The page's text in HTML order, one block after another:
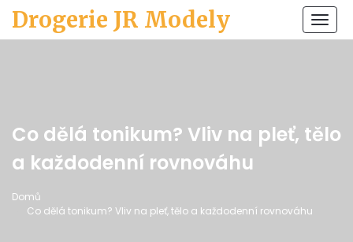
Drogerie JR Modely
Co dělá tonikum? Vliv na pleť, tělo
a každodenní rovnováhu
Domů
Co dělá tonikum? Vliv na pleť, tělo a každodenní rovnováhu